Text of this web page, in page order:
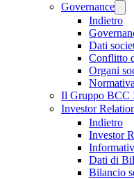
Governance
Indietro
Dati
Conflitto
Organi
Il Gruppo BCC
Investor
Indietro
Investor
Dati di
Bilancio